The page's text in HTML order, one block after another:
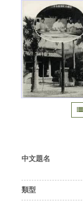
中文題名
類型